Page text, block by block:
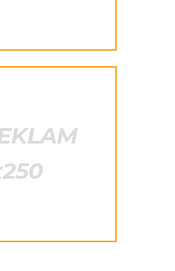
üçün komandadakı
açıqlandı